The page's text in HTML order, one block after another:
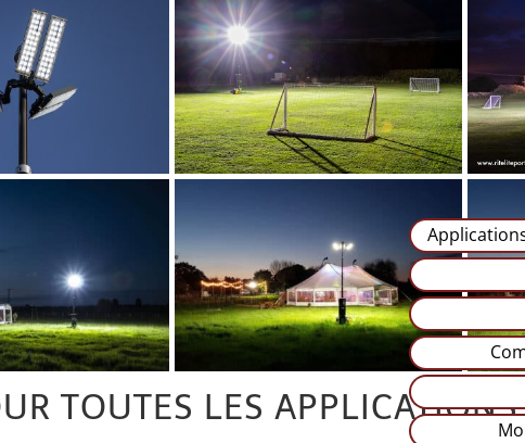
TOUTES LES APPLICATIONS